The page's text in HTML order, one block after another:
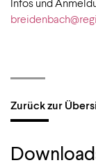
Zurück zur